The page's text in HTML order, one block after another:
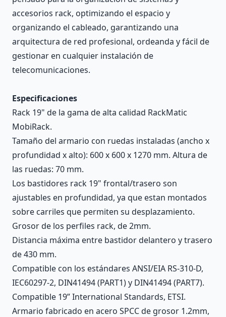
accesorios rack, optimizando el espacio y
organizando el cableado, garantizando una
arquitectura de red profesional, ordeanda y fácil de
gestionar en cualquier instalación de
telecomunicaciones.
Especificaciones
Rack 19" de la gama de alta calidad RackMatic
MobiRack.
Tamaño del armario con ruedas instaladas (ancho x
profundidad x alto): 600 x 600 x 1270 mm. Altura de
las ruedas: 70 mm.
Los bastidores rack 19" frontal/trasero son
ajustables en profundidad, ya que estan montados
sobre carriles que permiten su desplazamiento.
Grosor de los perfiles rack, de 2mm.
Distancia máxima entre bastidor delantero y trasero
de 430 mm.
Compatible con los estándares ANSI/EIA RS-310-D,
IEC60297-2, DIN41494 (PART1) y DIN41494 (PART7).
Compatible 19” International Standards, ETSI.
Armario fabricado en acero SPCC de grosor 1.2mm,